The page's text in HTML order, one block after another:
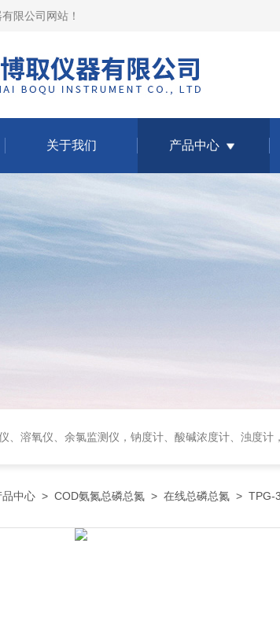
有限公司网站 ！
关于我们 产品中心
氧仪、余氯监测仪，钠度计、酸碱浓度计、浊度计，氟离子检测仪COD检测
品中心 > COD氨氮总磷总氮 > 在线总磷总氮 > TPG-